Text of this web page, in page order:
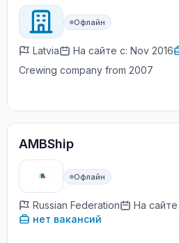
Офлайн
Latvia На сайте с: Nov 2016
Crewing company from 2007
AMBShip
Офлайн
Russian Federation
На сайте
нет вакансий